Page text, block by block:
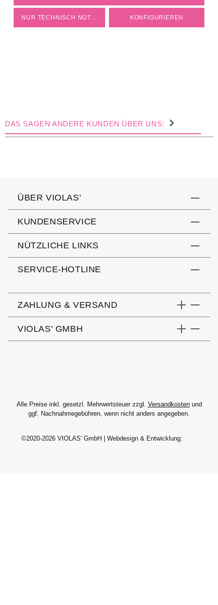
DAS SAGEN ANDERE KUNDEN ÜBER UNS:
ÜBER VIOLAS'
KUNDENSERVICE
NÜTZLICHE LINKS
SERVICE-HOTLINE
ZAHLUNG & VERSAND
VIOLAS' GMBH
Alle Preise inkl. gesetzl. Mehrwertsteuer zzgl. Versandkostenund
ggf. Nachnahmegebühren, wenn nicht anders angegeben.
©2020-2026 VIOLAS' GmbH | Webdesign & Entwicklung:
NUR TECHNISCH NOTWENDIGE KONFIGURIEREN